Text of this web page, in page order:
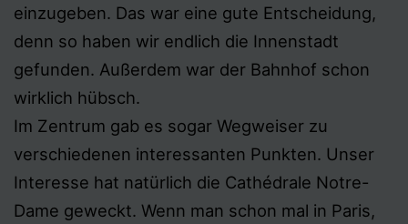
einzugeben. Das war eine gute Entscheidung,
denn so haben wir endlich die Innenstadt
gefunden. Außerdem war der Bahnhof schon
wirklich hübsch.
Im Zentrum gab es sogar Wegweiser zu
verschiedenen interessanten Punkten. Unser
Interesse hat natürlich die Cathédrale Notre-
Dame geweckt. Wenn man schon mal in Paris,